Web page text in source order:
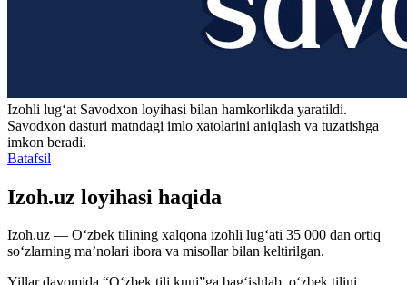
Izohli lugʻat Savodxon loyihasi bilan hamkorlikda yaratildi.
Savodxon dasturi matndagi imlo xatolarini aniqlash va tuzatishga
imkon beradi.
Batafsil
Izoh.uz loyihasi haqida
Izoh.uz — O‘zbek tilining xalqona izohli lug‘ati 35 000 dan ortiq
so‘zlarning ma’nolari ibora va misollar bilan keltirilgan.